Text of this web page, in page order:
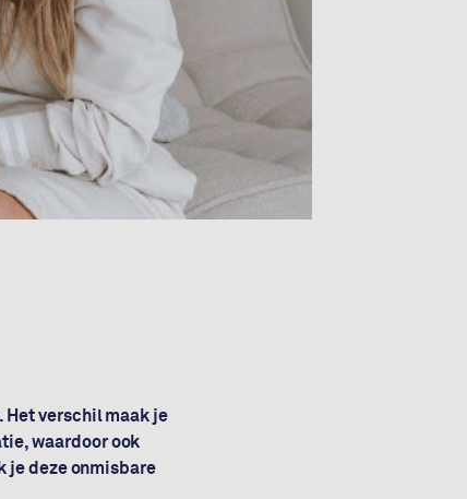
Het verschil maak je
waardoor ook
je deze onmisbare